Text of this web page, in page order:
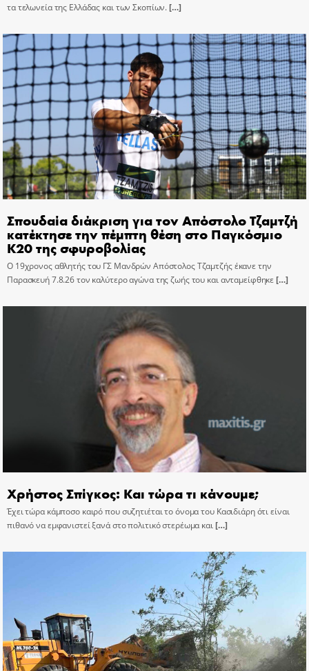
τα τελωνεία της Ελλάδας και των Σκοπίων.[…]
Σπουδαία διάκριση για τον Απόστολο Τζαμτζή
κατέκτησε την πέμπτη θέση στο Παγκόσμιο
Κ20 της σφυροβολίας
Ο 19χρονος αθλητής του ΓΣ Μανδρών Απόστολος Τζαμτζής έκανε την
Παρασκευή 7.8.26 τον καλύτερο αγώνα της ζωής του και ανταμείφθηκε[…]
Χρήστος Σπίγκος: Και τώρα τι κάνουμε;
Έχει τώρα κάμποσο καιρό που συζητιέται το όνομα του Κασιδιάρη ότι είναι
πιθανό να εμφανιστεί ξανά στο πολιτικό στερέωμα και[…]